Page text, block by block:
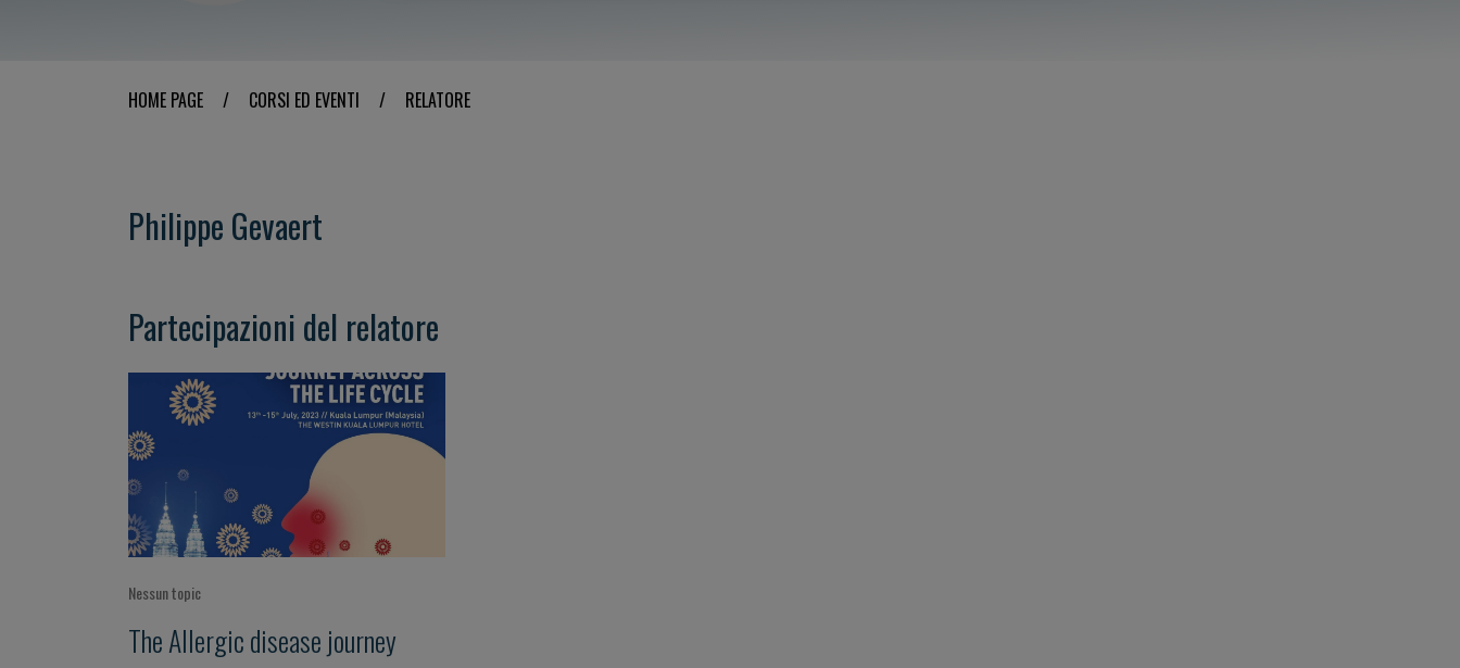
HOME PAGE / CORSI ED EVENTI / RELATORE
Philippe Gevaert
Partecipazioni del relatore
Nessun topic
The Allergic disease journey